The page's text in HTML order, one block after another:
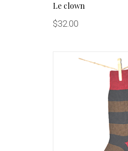
Le clown
$32.00